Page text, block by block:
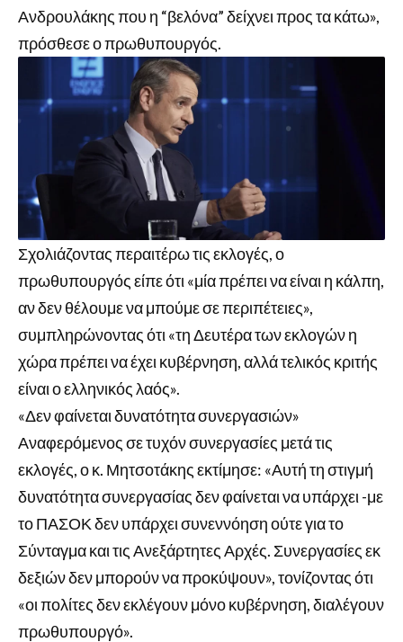
Ανδρουλάκης που η “βελόνα” δείχνει προς τα κάτω»,
πρόσθεσε ο πρωθυπουργός.
Σχολιάζοντας περαιτέρω τις εκλογές, ο
πρωθυπουργός είπε ότι «μία πρέπει να είναι η κάλπη,
αν δεν θέλουμε να μπούμε σε περιπέτειες»,
συμπληρώνοντας ότι «τη Δευτέρα των εκλογών η
χώρα πρέπει να έχει κυβέρνηση, αλλά τελικός κριτής
είναι ο ελληνικός λαός».
«Δεν φαίνεται δυνατότητα συνεργασιών»
Αναφερόμενος σε τυχόν συνεργασίες μετά τις
εκλογές, ο κ. Μητσοτάκης εκτίμησε: «Αυτή τη στιγμή
δυνατότητα συνεργασίας δεν φαίνεται να υπάρχει -με
το ΠΑΣΟΚ δεν υπάρχει συνεννόηση ούτε για το
Σύνταγμα και τις Ανεξάρτητες Αρχές. Συνεργασίες εκ
δεξιών δεν μπορούν να προκύψουν», τονίζοντας ότι
«οι πολίτες δεν εκλέγουν μόνο κυβέρνηση, διαλέγουν
πρωθυπουργό».